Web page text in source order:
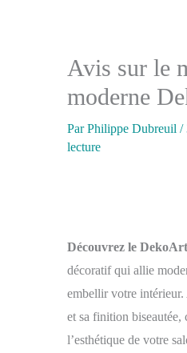
Avis sur le
moderne
ParPhilippe Dubreuil /
lecture
Découvrez le
décoratif qui allie
embellir votre intérieur.
et sa finition biseautée,
l’esthétique de votre